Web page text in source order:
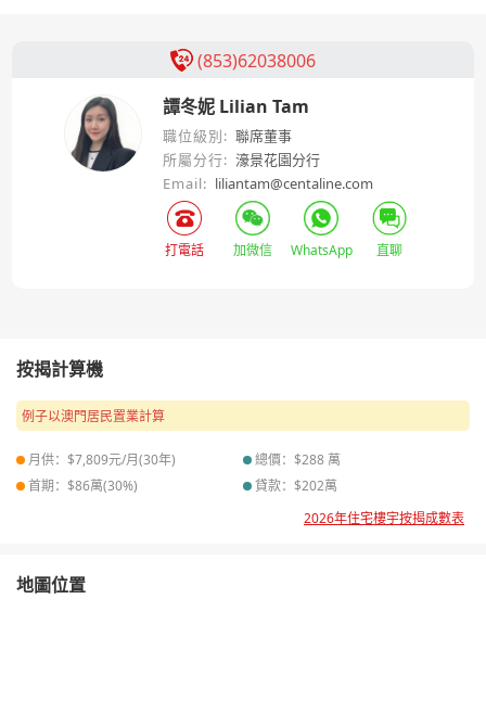
(853)62038006
譚冬妮 Lilian Tam
職位級別: 聯席董事
所屬分行: 濠景花園分行
Email: liliantam@centaline.com
打電話 加微信 WhatsApp 直聊
按揭計算機
例子以澳門居民置業計算
月供：$7,809元/月(30年) 總價：$288 萬
首期：$86萬(30%) 貸款：$202萬
2026年住宅樓宇按揭成數表
地圖位置